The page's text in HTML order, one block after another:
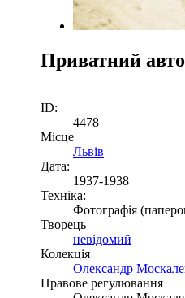
Приватний
ID:
4478
Місце
Львів
Дата:
1937-1938
Техніка:
Фотографія
Творець
невідомий
Колекція
Олександр
Правове регулювання